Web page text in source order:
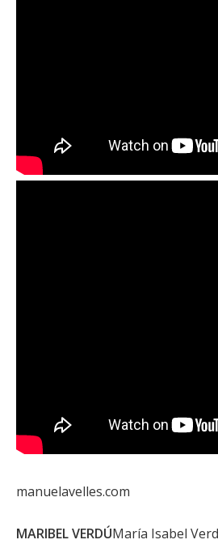
manuelavelles.com
MARIBEL VERDÚMaría Isabel